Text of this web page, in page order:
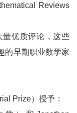
Reviews
量优质评论，这些
的早期职业数学家
Prize）授予：